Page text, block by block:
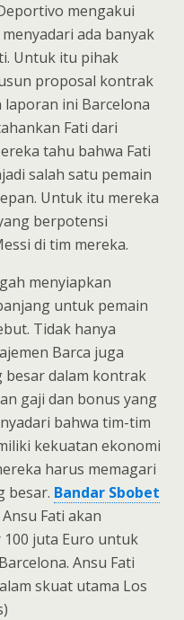
mengakui
ada banyak
Untuk itu pihak
proposal kontrak
ini Barcelona
Fati dari
tahu bahwa Fati
salah satu pemain
Untuk itu mereka
berpotensi
di tim mereka.
menyiapkan
untuk pemain
Tidak hanya
Barca juga
besar dalam kontrak
gaji dan bonus yang
bahwa tim-tim
kekuatan ekonomi
harus memagari
besar. Bandar Sbobet
Fati akan
juta Euro untuk
Ansu Fati
skuat utama Los